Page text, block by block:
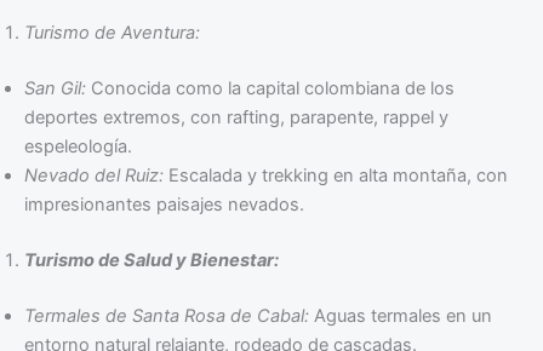
Turismo de Aventura:
San Gil: Conocida como la capital colombiana de los
deportes extremos, con rafting, parapente, rappel y
espeleología.
Nevado del Ruiz: Escalada y trekking en alta montaña, con
impresionantes paisajes nevados.
Turismo de Salud y Bienestar:
Termales de Santa Rosa de Cabal: Aguas termales en un
entorno natural relajante, rodeado de cascadas.